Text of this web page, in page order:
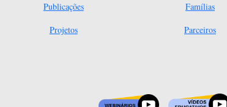
Publicações
Projetos
Famílias
Parceiros